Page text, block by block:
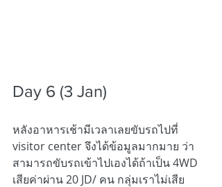
Day 6 (3 Jan)
หลังอาหารเช้ามีเวลาเลยขับรถไปที่
visitor center จึงได้ข้อมูลมากมาย ว่า
สามารถขับรถเข้าไปเองได้ถ้าเป็น 4WD
เสียค่าผ่าน 20 JD/ คน กลุ่มเราไม่เสีย